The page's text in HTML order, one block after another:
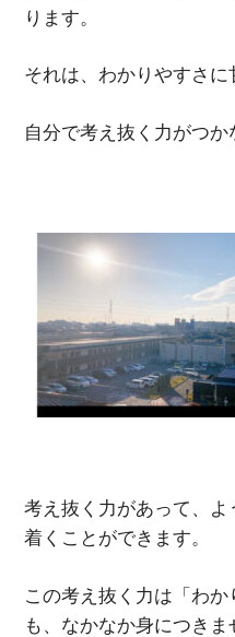
ります。
それは、わかりやすさに
自分で考え抜く力がつか
考え抜く力があって、よ
着くことができます。
この考え抜く力は「わ
も、なかなか身につきま